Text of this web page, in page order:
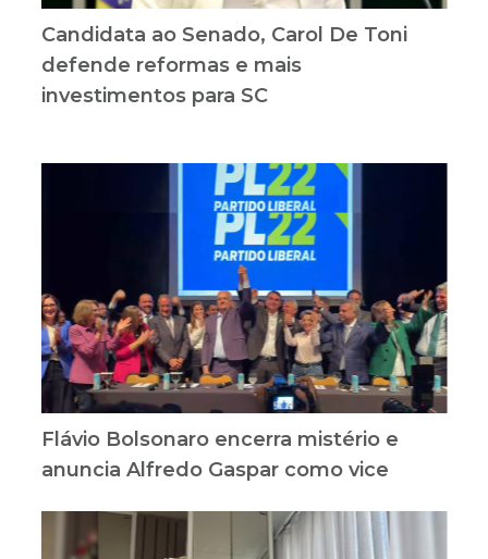
Candidata ao Senado, Carol De Toni
defende reformas e mais
investimentos para SC
Flávio Bolsonaro encerra mistério e
anuncia Alfredo Gaspar como vice